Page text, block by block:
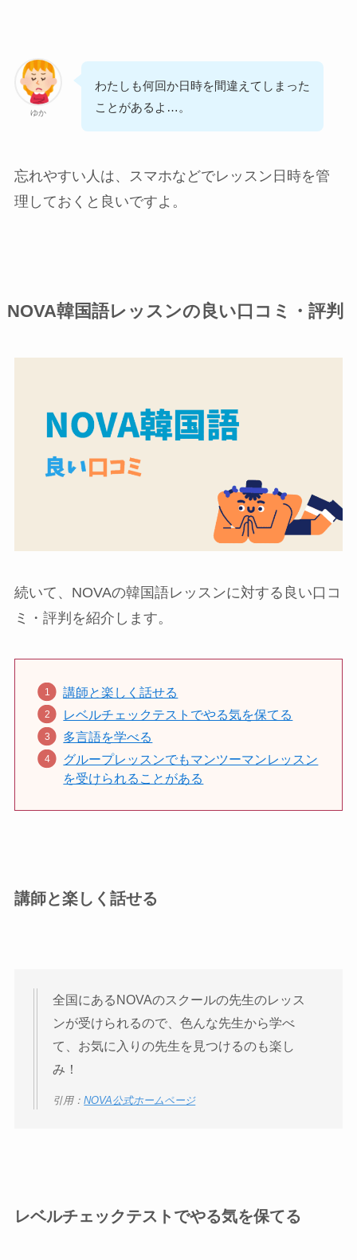
ゆか
わたしも何回か日時を間違えてしまった
ことがあるよ…。
忘れやすい人は、スマホなどでレッスン日時を管
理しておくと良いですよ。
NOVA韓国語レッスンの良い口コミ・評判
続いて、NOVAの韓国語レッスンに対する良い口コ
ミ・評判を紹介します。
講師と楽しく話せる
レベルチェックテストでやる気を保てる
多言語を学べる
グループレッスンでもマンツーマンレッスン
を受けられることがある
講師と楽しく話せる
全国にあるNOVAのスクールの先生のレッス
ンが受けられるので、色んな先生から学べ
て、お気に入りの先生を見つけるのも楽し
み！
引用：NOVA公式ホームページ
レベルチェックテストでやる気を保てる